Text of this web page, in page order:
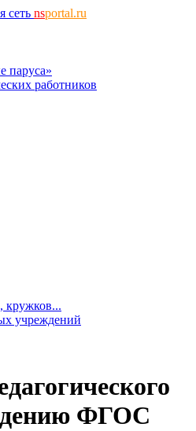
сеть nsportal.ru
паруса»
работников
кружков...
учреждений
ФГОС